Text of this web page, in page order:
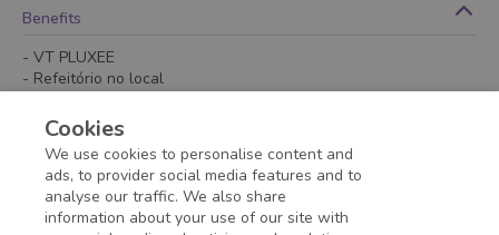
Benefits
- VT PLUXEE
- Refeitório no local
- Vale alimentação
- Vale refeição
- VT PLUXEE
Application deadline expired!
Cookies
We use cookies to personalise content and
ads, to provider social media features and to
analyse our traffic. We also share
information about your use of our site with